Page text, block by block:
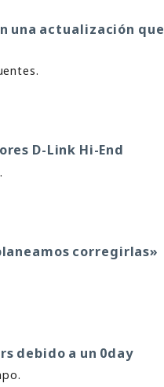
una actualización que
D-Link Hi-End
corregirlas»
debido a un 0day